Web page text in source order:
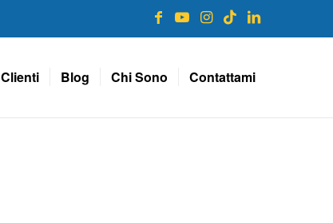
Clienti Blog Chi Sono Contattami